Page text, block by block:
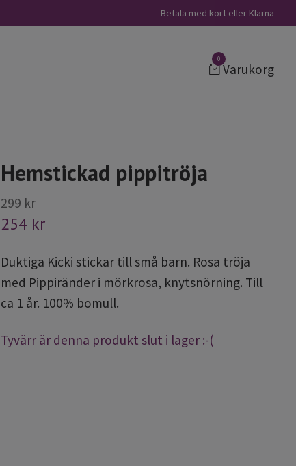
Betala med kort eller Klarna
0
Varukorg
Hemstickad pippitröja
299 kr
254 kr
Duktiga Kicki stickar till små barn. Rosa tröja
med Pippiränder i mörkrosa, knytsnörning. Till
ca 1 år. 100% bomull.
Tyvärr är denna produkt slut i lager :-(